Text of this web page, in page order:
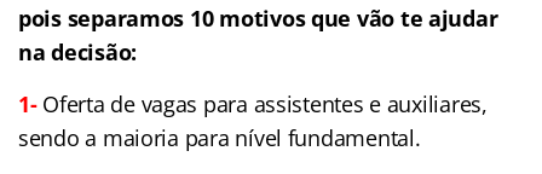
pois separamos 10 motivos que vão te ajudar
na decisão:
1- Oferta de vagas para assistentes e auxiliares,
sendo a maioria para nível fundamental.